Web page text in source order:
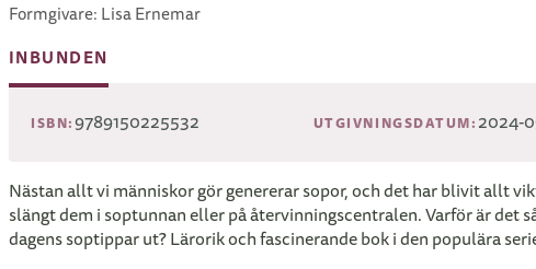
Formgivare: Lisa Ernemar
INBUNDEN
ISBN:9789150225532 UTGIVNINGSDATUM: 2024-
Nästan allt vi människor gör genererar sopor, och det har blivit allt
slängt dem i soptunnan eller på återvinningscentralen. Varför är det
dagens soptippar ut? Lärorik och fascinerande bok i den populära